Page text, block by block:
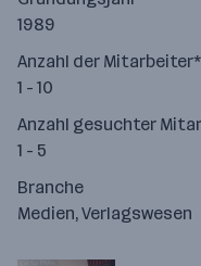
1989
Anzahl der
1 - 10
Anzahl gesuchter
1 - 5
Branche
Medien, Verlagswesen